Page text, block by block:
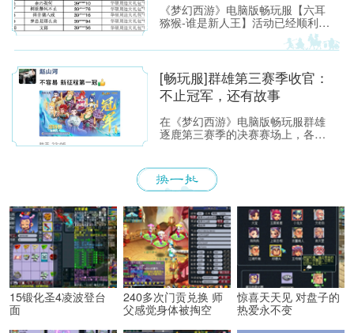
《梦幻西游》电脑版畅玩服【六耳
猕猴-谁是新人王】活动已经顺利落
下帷幕，恭喜以下玩家获得[ROG
玩家国度]周边奖励！ （活动详情
[畅玩服]群雄第三赛季收官：
不止冠军，还有故事
在《梦幻西游》电脑版畅玩服群雄
逐鹿第三赛季的决赛赛场上，各位
面，就带各位少侠了解一下吧！
15锻化圣4凌波登台
面
240多次门贡兑换 师
父感觉身体被掏空
惊喜天天见 对盘子的
热爱永不变